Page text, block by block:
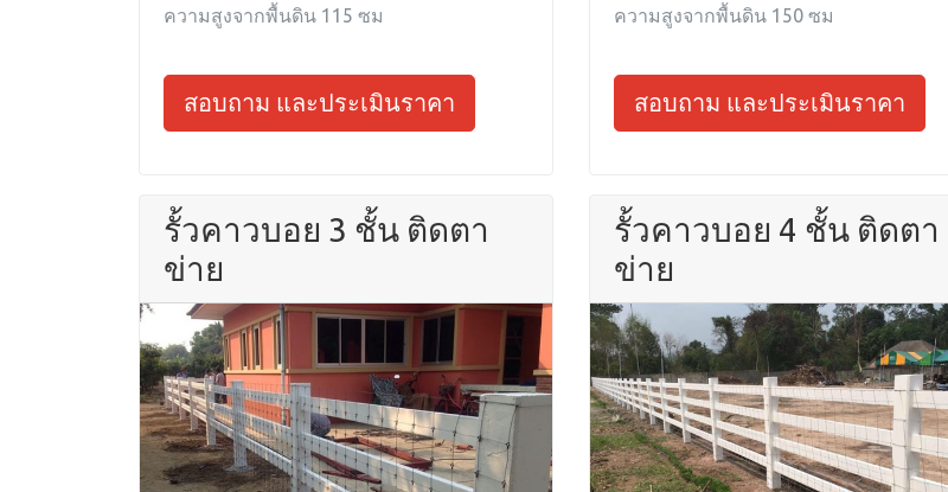
ความสูงจากพื้นดิน 115 ซม
สอบถาม และประเมินราคา
ความสูงจากพื้นดิน 150 ซม
สอบถาม และประเมินราคา
รั้วคาวบอย 3 ชั้น ติดตา
ข่าย
รั้วคาวบอย 4 ชั้น ติดตา
ข่าย